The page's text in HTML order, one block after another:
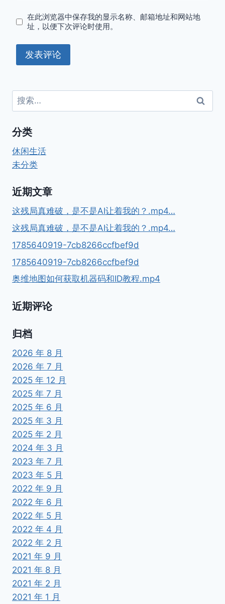
在此浏览器中保存我的显示名称、邮箱地址和网站地
址，以便下次评论时使用。
搜
索：
分类
休闲生活
未分类
近期文章
这残局真难破，是不是AI让着我的？.mp4…
这残局真难破，是不是AI让着我的？.mp4…
1785640919-7cb8266ccfbef9d
1785640919-7cb8266ccfbef9d
奥维地图如何获取机器码和ID教程.mp4
近期评论
归档
2026 年 8 月
2026 年 7 月
2025 年 12 月
2025 年 7 月
2025 年 6 月
2025 年 3 月
2025 年 2 月
2024 年 3 月
2023 年 7 月
2023 年 5 月
2022 年 9 月
2022 年 6 月
2022 年 5 月
2022 年 4 月
2022 年 2 月
2021 年 9 月
2021 年 8 月
2021 年 2 月
2021 年 1 月